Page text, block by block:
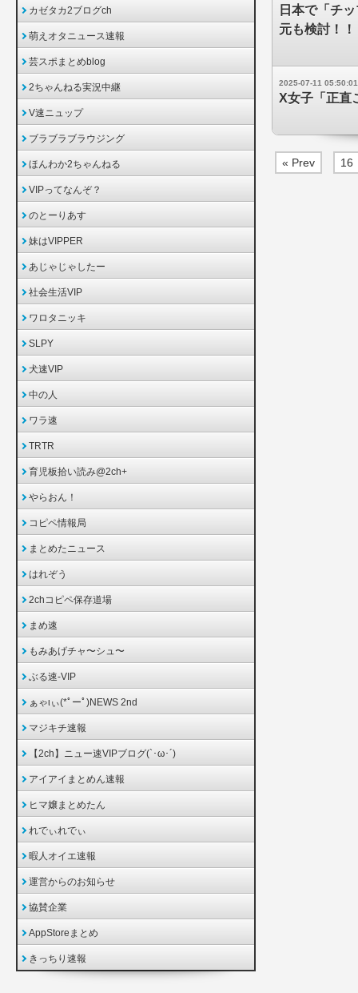
日本で「チ
元も検討！！
2025-07-11 05:50:01
X女子「正直
« Prev 16
カゼタカ2ブログch
萌えオタニュース速報
芸スポまとめblog
2ちゃんねる実況中継
V速ニュップ
ブラブラブラウジング
ほんわか2ちゃんねる
VIPってなんぞ？
のとーりあす
妹はVIPPER
あじゃじゃしたー
社会生活VIP
ワロタニッキ
SLPY
犬速VIP
中の人
ワラ速
TRTR
育児板拾い読み@2ch+
やらおん！
コピペ情報局
まとめたニュース
はれぞう
2chコピペ保存道場
まめ速
もみあげチャ〜シュ〜
ぶる速-VIP
ぁゃιぃ(*ﾟーﾟ)NEWS 2nd
マジキチ速報
【2ch】ニュー速VIPブログ(`･ω･´)
アイアイまとめん速報
ヒマ嬢まとめたん
れでぃれでぃ
暇人オイエ速報
運営からのお知らせ
協賛企業
AppStoreまとめ
きっちり速報